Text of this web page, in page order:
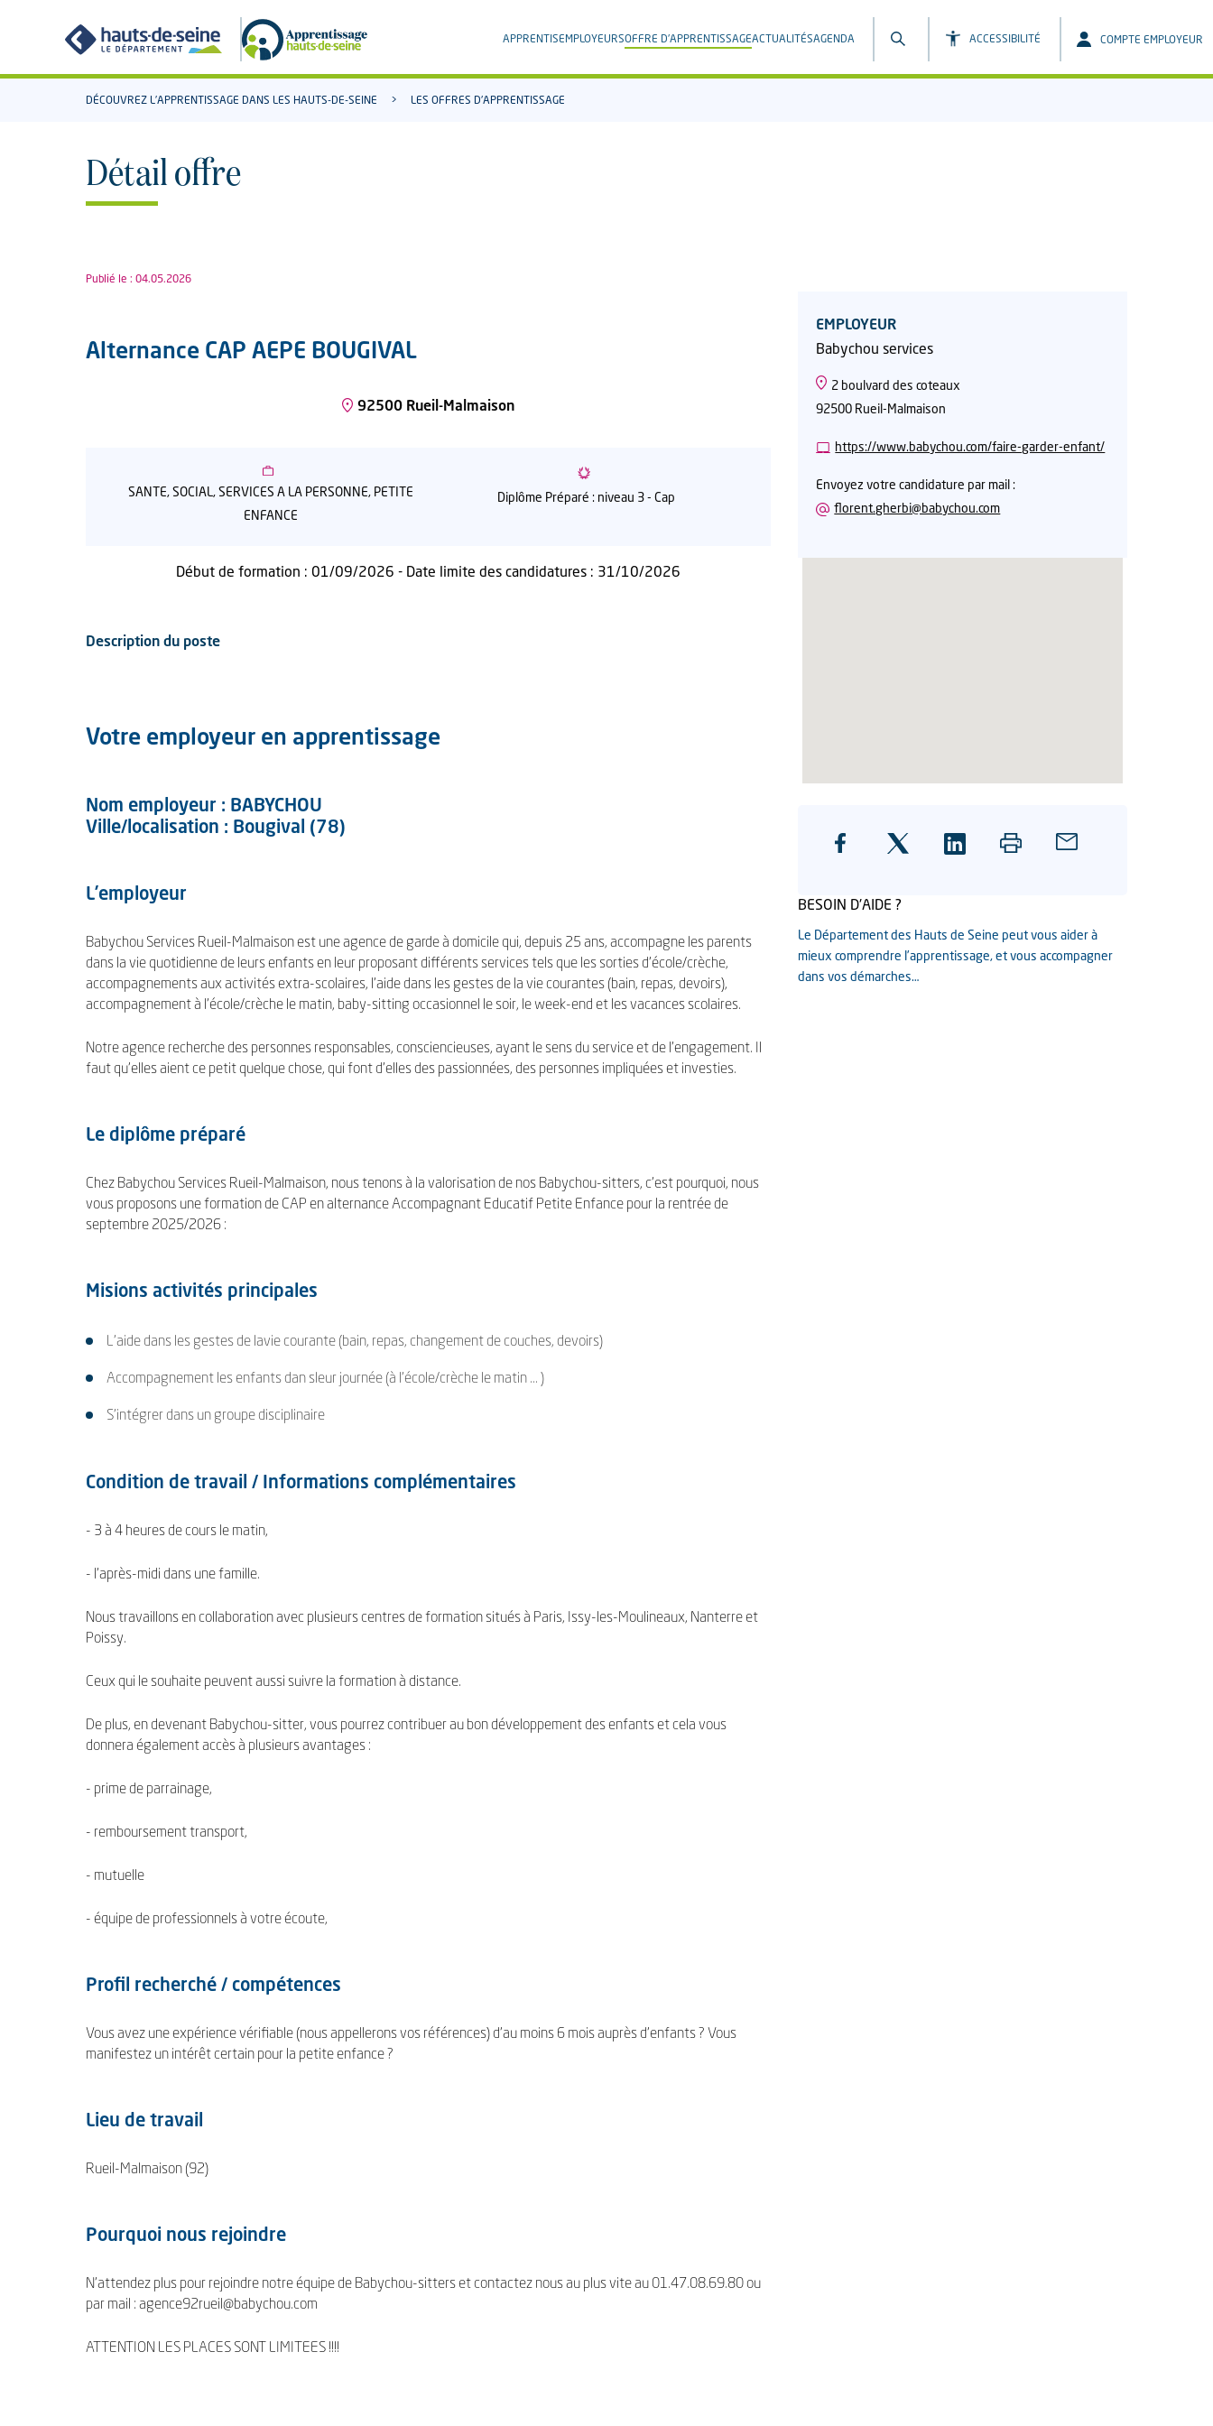
recherche
APPRENTISEMPLOYEURSOFFRE D'APPRENTISSAGEACTUALITÉSAGENDA ACCESSIBILITÉ COMPTE EMPLOYEUR
DÉCOUVREZ L’APPRENTISSAGE DANS LES HAUTS-DE-SEINE LES OFFRES D'APPRENTISSAGE
Détail offre
Publié le : 04.05.2026
Alternance CAP AEPE BOUGIVAL
92500 Rueil-Malmaison
SANTE, SOCIAL, SERVICES A LA PERSONNE, PETITE
ENFANCE
Diplôme Préparé : niveau 3 - Cap
Début de formation : 01/09/2026 - Date limite des candidatures : 31/10/2026
Description du poste
Votre employeur en apprentissage
Nom employeur : BABYCHOU
Ville/localisation : Bougival (78)
L’employeur
Babychou Services Rueil-Malmaison est une agence de garde à domicile qui, depuis 25 ans, accompagne les parents
dans la vie quotidienne de leurs enfants en leur proposant différents services tels que les sorties d’école/crèche,
accompagnements aux activités extra-scolaires, l’aide dans les gestes de la vie courantes (bain, repas, devoirs),
accompagnement à l’école/crèche le matin, baby-sitting occasionnel le soir, le week-end et les vacances scolaires.
Notre agence recherche des personnes responsables, consciencieuses, ayant le sens du service et de l’engagement. Il
faut qu’elles aient ce petit quelque chose, qui font d’elles des passionnées, des personnes impliquées et investies.
Le diplôme préparé
Chez Babychou Services Rueil-Malmaison, nous tenons à la valorisation de nos Babychou-sitters, c'est pourquoi, nous
vous proposons une formation de CAP en alternance Accompagnant Educatif Petite Enfance pour la rentrée de
septembre 2025/2026 :
Misions activités principales
L'aide dans les gestes de lavie courante (bain, repas, changement de couches, devoirs)
Accompagnement les enfants dan sleur journée (à l'école/crèche le matin ... )
S'intégrer dans un groupe disciplinaire
Condition de travail / Informations complémentaires
- 3 à 4 heures de cours le matin,
- l'après-midi dans une famille.
Nous travaillons en collaboration avec plusieurs centres de formation situés à Paris, Issy-les-Moulineaux, Nanterre et
Poissy.
Ceux qui le souhaite peuvent aussi suivre la formation à distance.
De plus, en devenant Babychou-sitter, vous pourrez contribuer au bon développement des enfants et cela vous
donnera également accès à plusieurs avantages :
- prime de parrainage,
- remboursement transport,
- mutuelle
- équipe de professionnels à votre écoute,
Profil recherché / compétences
Vous avez une expérience vérifiable (nous appellerons vos références) d'au moins 6 mois auprès d'enfants ? Vous
manifestez un intérêt certain pour la petite enfance ?
Lieu de travail
Rueil-Malmaison (92)
Pourquoi nous rejoindre
N'attendez plus pour rejoindre notre équipe de Babychou-sitters et contactez nous au plus vite au 01.47.08.69.80 ou
par mail : agence92rueil@babychou.com
ATTENTION LES PLACES SONT LIMITEES !!!!
EMPLOYEUR
Babychou services
2 boulvard des coteaux
92500 Rueil-Malmaison
https://www.babychou.com/faire-garder-enfant/
Envoyez votre candidature par mail :
florent.gherbi@babychou.com
BESOIN D'AIDE ?
Le Département des Hauts de Seine peut vous aider à
mieux comprendre l’apprentissage, et vous accompagner
dans vos démarches…